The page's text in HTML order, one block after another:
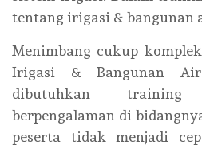
tentang irigasi & bangunan
Menimbang cukup
Irigasi & Bangunan
dibutuhkan
berpengalaman di
peserta tidak menjadi